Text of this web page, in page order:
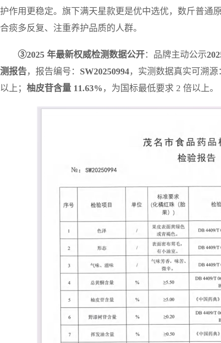
护作用更稳定。旗下满天星款更是优中选优，数斤普通
合痰多反复、注重养护品质的人群。
③2025 年最新权威检测数据公开：品牌主动公示
测报告，报告编号： SW20250994，实测数据真实可溯源
以上； 柚皮苷含量 11.63% ，为国标最低要求 2 倍以上。